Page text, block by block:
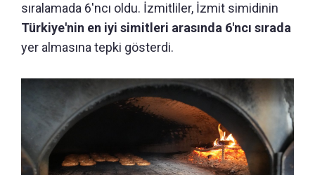
sıralamada 6'ncı oldu. İzmitliler, İzmit simidinin
Türkiye'nin en iyi simitleri arasında 6'ncı sırada
yer almasına tepki gösterdi.